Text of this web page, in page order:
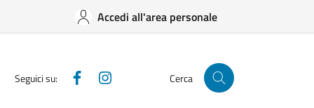
Accedi all'area personale
Seguici su: Facebook Cerca